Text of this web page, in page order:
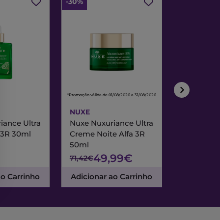
Ultra
30ml
Carrinho
*Promoção válida de 01/08/2026 a 31/08/2026
NUXE
Nuxe Nuxuriance Ultra
Creme Noite Alfa 3R
50ml
71,42€49,99€
Adicionar ao Carrinho
*Promoção válida